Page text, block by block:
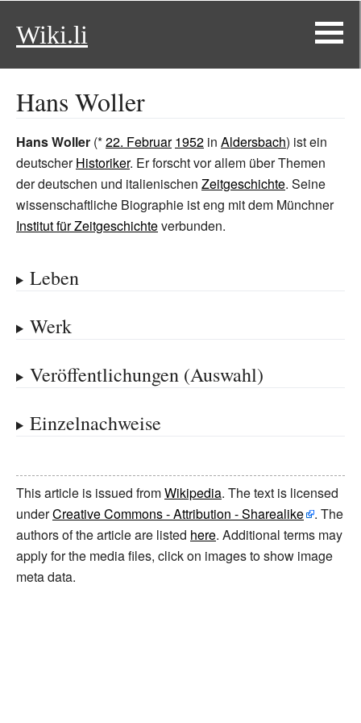
Wiki.li
Hans Woller
Hans Woller (*22. Februar 1952 in Aldersbach) ist ein
deutscherHistoriker. Er forscht vor allem über Themen
der deutschen und italienischen Zeitgeschichte. Seine
wissenschaftliche Biographie ist eng mit dem Münchner
Institut für Zeitgeschichteverbunden.
Leben
Werk
Veröffentlichungen (Auswahl)
Einzelnachweise
This article is issued fromWikipedia. The text is licensed
underCreative Commons - Attribution - Sharealike
. The
authors of the article are listed here. Additional terms may
apply for the media files, click on images to show image
meta data.